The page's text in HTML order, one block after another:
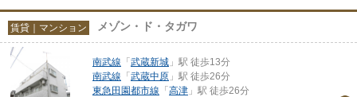
賃貸｜マンション メゾン・ド・タガワ
南武線 「武蔵新城 」駅 徒歩13分
南武線 「武蔵中原 」駅 徒歩26分
東急田園都市線 「高津 」駅 徒歩26分